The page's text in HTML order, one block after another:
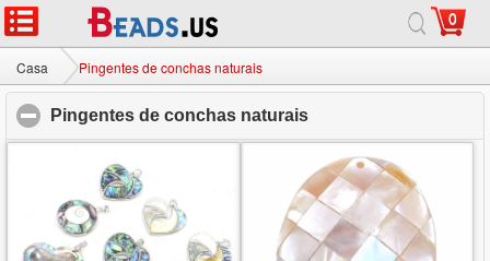
0
Casa Pingentes de conchas naturais
Pingentes de conchas naturais
Casa |Sobre|Contate-nos
© 2026 Milky Way jóias Ltd. Todos os direitos reservados.